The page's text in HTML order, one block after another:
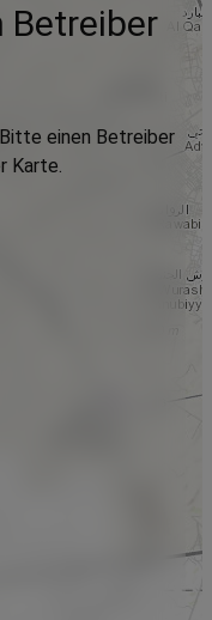
Betreiber
einen Betreiber
Karte.